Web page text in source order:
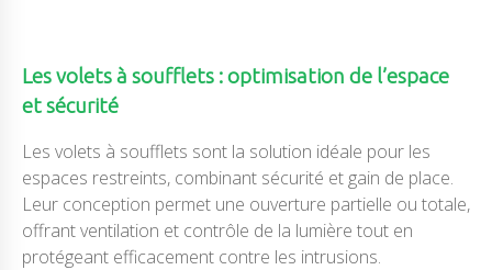
Les volets à soufflets : optimisation de l’espace
et sécurité
Les volets à soufflets sont la solution idéale pour les
espaces restreints, combinant sécurité et gain de place.
Leur conception permet une ouverture partielle ou totale,
offrant ventilation et contrôle de la lumière tout en
protégeant efficacement contre les intrusions.